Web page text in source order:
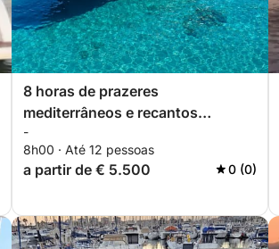
8 horas de prazeres
mediterrâneos e recantos
costeiros escondidos.
-
8h00 · Até 12 pessoas
a partir de € 5.500 0 (0)